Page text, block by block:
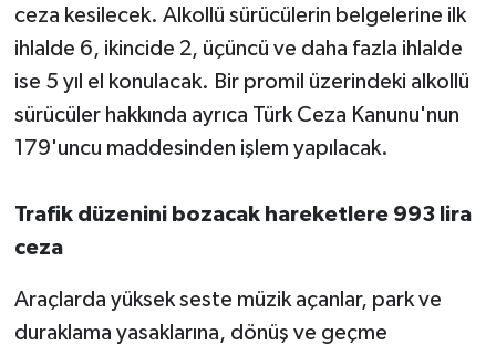
ceza kesilecek. Alkollü sürücülerin belgelerine ilk
ihlalde 6, ikincide 2, üçüncü ve daha fazla ihlalde
ise 5 yıl el konulacak. Bir promil üzerindeki alkollü
sürücüler hakkında ayrıca Türk Ceza Kanunu'nun
179'uncu maddesinden işlem yapılacak.
Trafik düzenini bozacak hareketlere 993 lira
ceza
Araçlarda yüksek seste müzik açanlar, park ve
duraklama yasaklarına, dönüş ve geçme